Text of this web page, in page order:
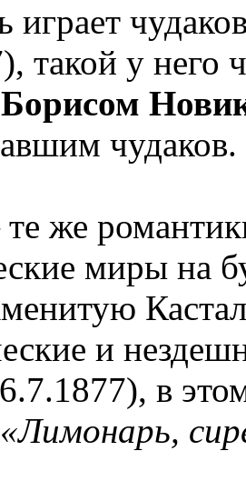
играет
такой у него
Борисом
чудаков.
же
миры на
и
в
«Лимонарь,